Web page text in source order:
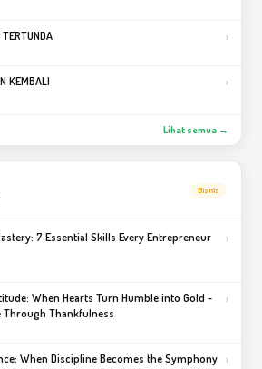
›
KEMBALI ›
Lihat semua →
Bisnis
7 Essential Skills Every Entrepreneur
›
When Hearts Turn Humble into Gold -
Thankfulness
›
When Discipline Becomes the Symphony ›